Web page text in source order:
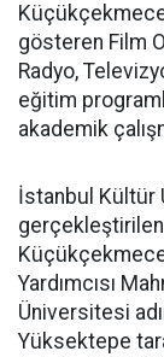
gösteren Film
Radyo,
eğitim
akademik
İstanbul Kültür
Yardımcısı
Üniversitesi
Yüksektepe